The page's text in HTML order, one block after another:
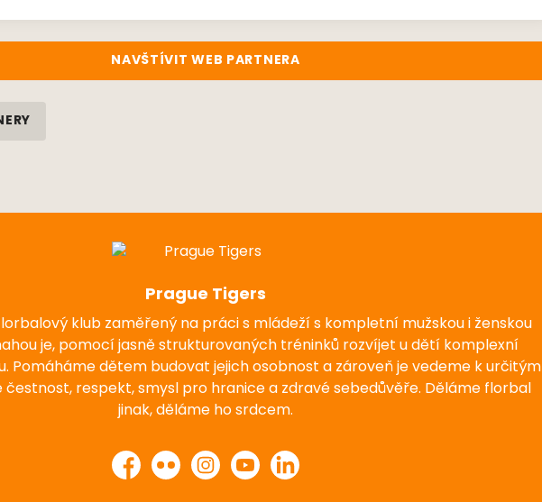
NAVŠTÍVIT WEB PARTNERA
Prague Tigers
klub zaměřený na práci s mládeží s kompletní mužskou i ženskou
je, pomocí jasně strukturovaných tréninků rozvíjet u dětí komplexní
Pomáháme dětem budovat jejich osobnost a zároveň je vedeme k určitým
čestnost, respekt, smysl pro hranice a zdravé sebedůvěře. Děláme florbal
jinak, děláme ho srdcem.
Facebook
Flickr InstagramYouTubeLinkedIn